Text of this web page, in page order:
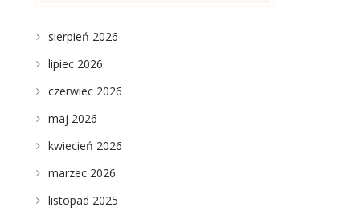
sierpień 2026
lipiec 2026
czerwiec 2026
maj 2026
kwiecień 2026
marzec 2026
listopad 2025